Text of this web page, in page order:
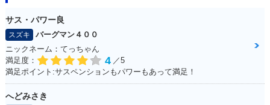
サス・パワー良
スズキ
バーグマン４００
ニックネーム：てっちゃん
満足度：
4 ／5
満足ポイント:サスペンションもパワーもあって満足！
へどみさき